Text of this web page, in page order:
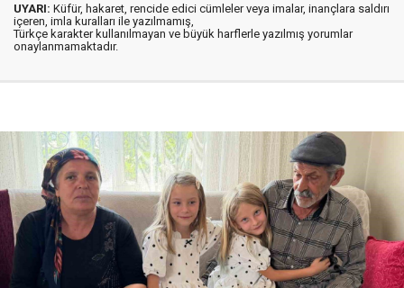
UYARI: Küfür, hakaret, rencide edici cümleler veya imalar, inançlara saldırı
içeren, imla kuralları ile yazılmamış,
Türkçe karakter kullanılmayan ve büyük harflerle yazılmış yorumlar
onaylanmamaktadır.